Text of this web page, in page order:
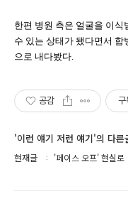
한편 병원 측은 얼굴을 이
수 있는 상태가 됐다면서 합
으로 내다봤다.
공감 구
'이런 얘기 저런 얘기'의 다른
현재글 '페이스 오프' 현실로